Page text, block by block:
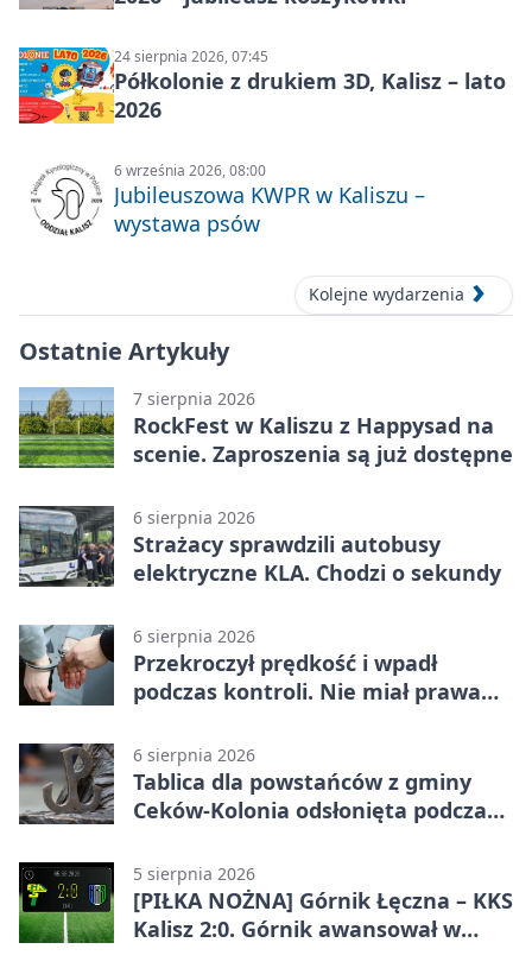
24 sierpnia 2026, 07:45
Półkolonie z drukiem 3D, Kalisz – lato
2026
6 września 2026, 08:00
Jubileuszowa KWPR w Kaliszu –
wystawa psów
Kolejne wydarzenia
Ostatnie Artykuły
7 sierpnia 2026
RockFest w Kaliszu z Happysad na
scenie. Zaproszenia są już dostępne
6 sierpnia 2026
Strażacy sprawdzili autobusy
elektryczne KLA. Chodzi o sekundy
6 sierpnia 2026
Przekroczył prędkość i wpadł
podczas kontroli. Nie miał prawa
6 sierpnia 2026
Tablica dla powstańców z gminy
Ceków-Kolonia odsłonięta podczas
5 sierpnia 2026
[PIŁKA NOŻNA] Górnik Łęczna – KKS
Kalisz 2:0. Górnik awansował w